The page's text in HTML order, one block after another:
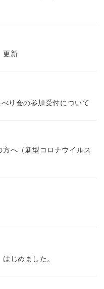
更新
り会の参加受付について
へ（新型コロナウイルス
じめました。